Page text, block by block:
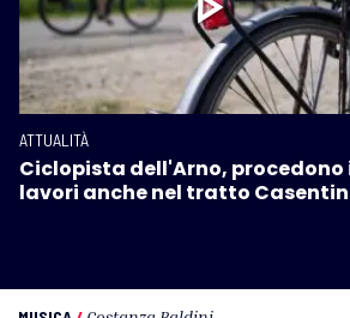
ATTUALITÀ
Ciclopista dell'Arno, procedono
lavori anche nel tratto